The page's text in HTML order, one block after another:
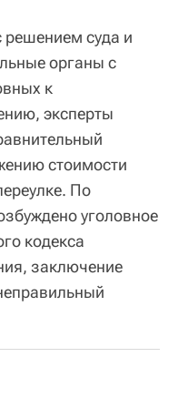
решением суда и
органы с
к
эксперты
стоимости
По
уголовное
кодекса
заключение